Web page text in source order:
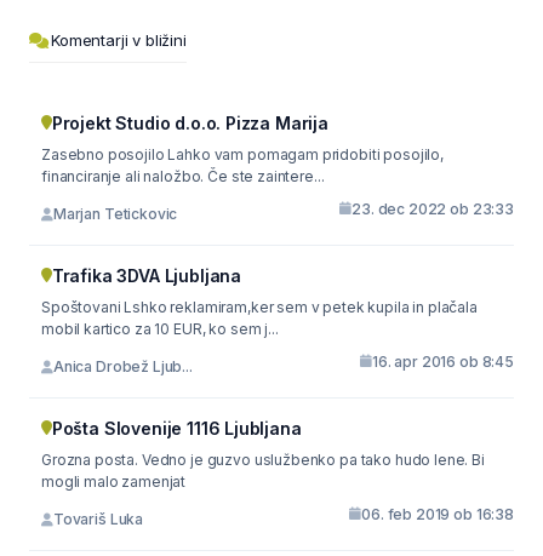
Komentarji v bližini
Projekt Studio d.o.o. Pizza Marija
Zasebno posojilo Lahko vam pomagam pridobiti posojilo,
financiranje ali naložbo. Če ste zaintere...
Marjan Tetickovic 23. dec 2022 ob 23:33
Trafika 3DVA Ljubljana
Spoštovani Lshko reklamiram,ker sem v petek kupila in plačala
mobil kartico za 10 EUR, ko sem j...
Anica Drobež Ljub... 16. apr 2016 ob 8:45
Pošta Slovenije 1116 Ljubljana
Grozna posta. Vedno je guzvo uslužbenko pa tako hudo lene. Bi
mogli malo zamenjat
Tovariš Luka 06. feb 2019 ob 16:38